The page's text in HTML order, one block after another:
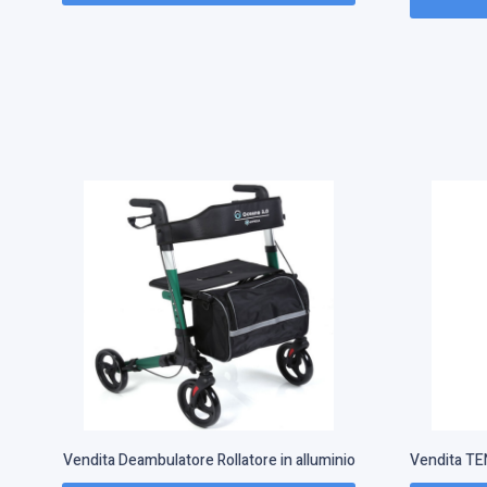
Vendita Deambulatore Rollatore in alluminio